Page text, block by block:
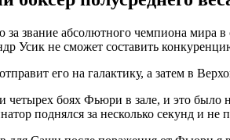
звание абсолютного чемпиона мира
Усик не сможет составить
его на галактику, а затем в
четырех боях Фьюри в зале, и это было
поднялся за несколько секунд и не